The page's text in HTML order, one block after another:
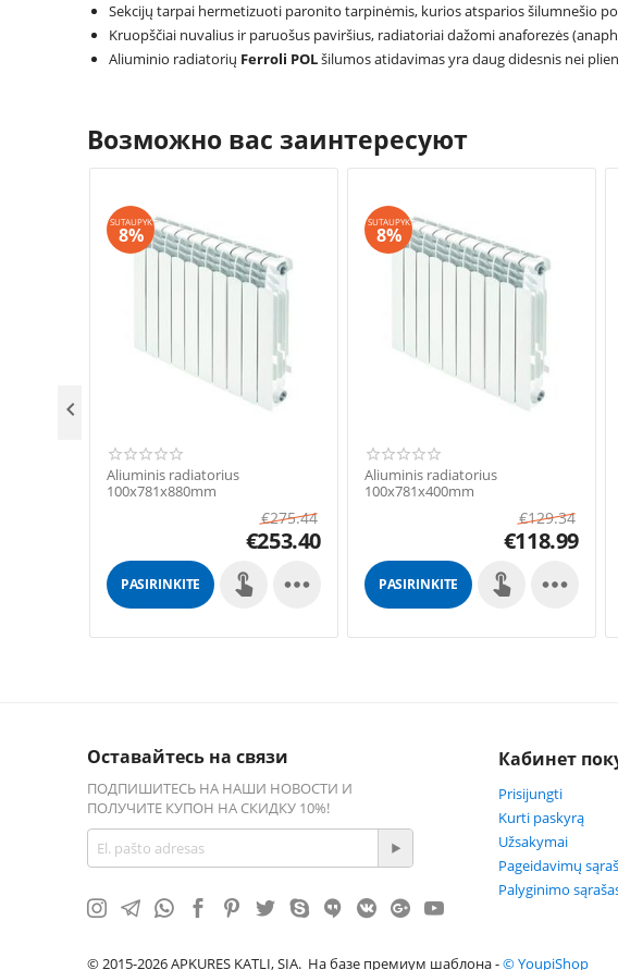
Sekcijų tarpai hermetizuoti paronito tarpinėmis, kurios atsparios šilumnešio
Kruopščiai nuvalius ir paruošus paviršius, radiatoriai dažomi anaforezės
Aliuminio radiatorių Ferroli POLšilumos atidavimas yra daug didesnis nei
Возможно вас заинтересуют
SUTAUPYK
8%
Aliuminis radiatorius
100x781x880mm
€275.44
€253.40
PASIRINKITE 
SUTAUPYK
8%
Aliuminis radiatorius
100x781x400mm
€129.34
€118.99
PASIRINKITE 

Оставайтесь на связи
ПОДПИШИТЕСЬ НА НАШИ НОВОСТИ И
ПОЛУЧИТЕ КУПОН НА СКИДКУ 10%!
Кабинет
Prisijungti
Kurti paskyrą
Užsakymai
Pageidavimų
Palyginimo
© 2015-2026 APKURES KATLI, SIA. На базе премиум шаблона -© YoupiShop